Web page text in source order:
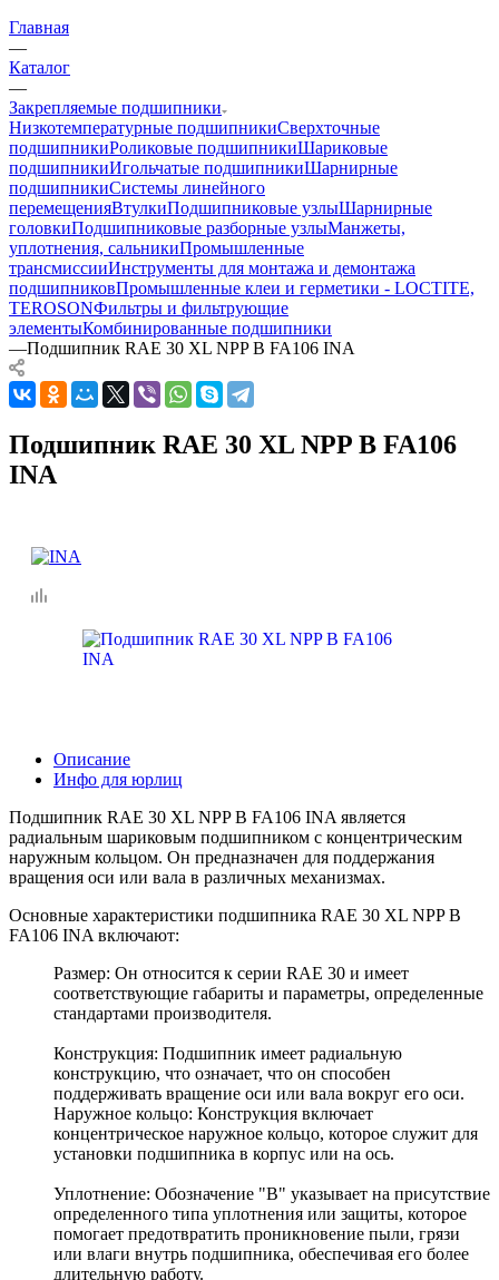
Главная
—
Каталог
—
Закрепляемые подшипники
Низкотемпературные подшипникиСверхточные
подшипникиРоликовые подшипникиШариковые
подшипникиИгольчатые подшипникиШарнирные
подшипникиСистемы линейного
перемещенияВтулкиПодшипниковые узлыШарнирные
головкиПодшипниковые разборные узлыМанжеты,
уплотнения, сальникиПромышленные
трансмиссииИнструменты для монтажа и демонтажа
подшипниковПромышленные клеи и герметики - LOCTITE,
TEROSONФильтры и фильтрующие
элементыКомбинированные подшипники
—Подшипник RAE 30 XL NPP B FA106 INA
Подшипник RAE 30 XL NPP B FA106
INA
Описание
Инфо для юрлиц
Подшипник RAE 30 XL NPP B FA106 INA является
радиальным шариковым подшипником с концентрическим
наружным кольцом. Он предназначен для поддержания
вращения оси или вала в различных механизмах.
Основные характеристики подшипника RAE 30 XL NPP B
FA106 INA включают:
Размер: Он относится к серии RAE 30 и имеет
соответствующие габариты и параметры, определенные
стандартами производителя.
Конструкция: Подшипник имеет радиальную
конструкцию, что означает, что он способен
поддерживать вращение оси или вала вокруг его оси.
Наружное кольцо: Конструкция включает
концентрическое наружное кольцо, которое служит для
установки подшипника в корпус или на ось.
Уплотнение: Обозначение "B" указывает на присутствие
определенного типа уплотнения или защиты, которое
помогает предотвратить проникновение пыли, грязи
или влаги внутрь подшипника, обеспечивая его более
длительную работу.